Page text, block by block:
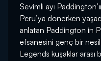
Sevimli ayı
Peru’ya dönerken
anlatan Paddington in
efsanesini genç bir
Legends kuşaklar arası